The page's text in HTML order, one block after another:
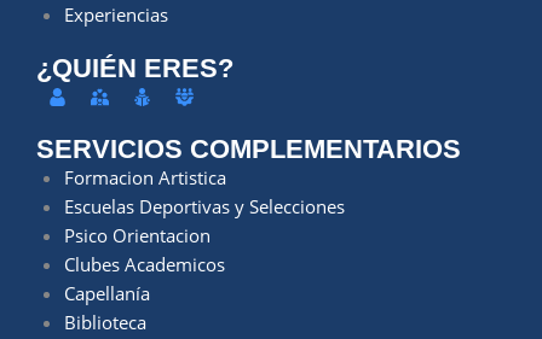
Experiencias
¿QUIÉN ERES?
SERVICIOS COMPLEMENTARIOS
Formacion Artistica
Escuelas Deportivas y Selecciones
Psico Orientacion
Clubes Academicos
Capellanía
Biblioteca